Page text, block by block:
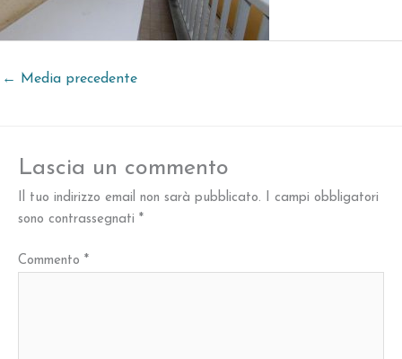
← Media precedente
Lascia un commento
Il tuo indirizzo email non sarà pubblicato.
I campi obbligatori
sono contrassegnati *
Commento *